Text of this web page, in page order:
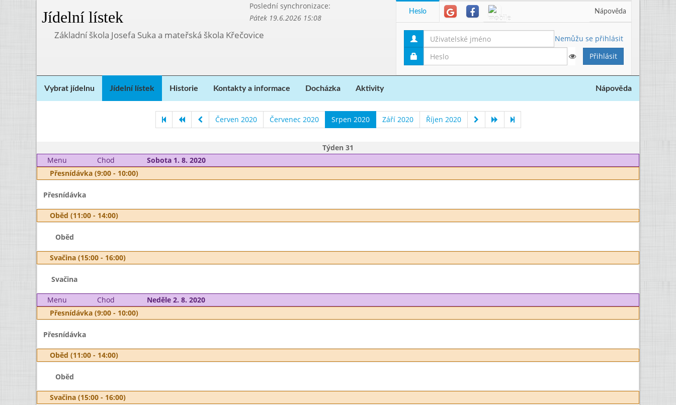
Jídelní lístek
Poslední synchronizace:
Pátek 19.6.2026 15:08
Základní škola Josefa Suka a mateřská škola Křečovice
Heslo Nápověda
Nemůžu se přihlásit
Vybrat jídelnu Jídelní lístek Historie Kontakty a informace Docházka Aktivity Nápověda
Červen 2020 Červenec 2020 Srpen 2020 Září 2020 Říjen 2020
Týden 31
Menu
Chod
Sobota 1. 8. 2020
Přesnídávka (9:00 - 10:00)
Přesnídávka
Oběd (11:00 - 14:00)
Oběd
Svačina (15:00 - 16:00)
Svačina
Menu Chod
Neděle 2. 8. 2020
Přesnídávka (9:00 - 10:00)
Přesnídávka
Oběd (11:00 - 14:00)
Oběd
Svačina (15:00 - 16:00)